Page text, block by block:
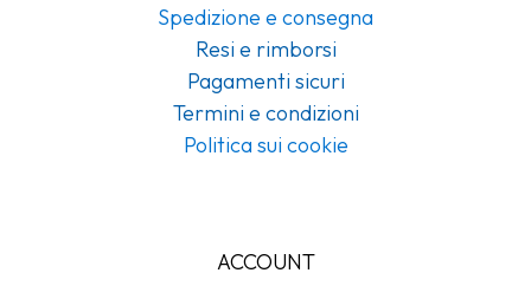
Spedizione e consegna
Resi e rimborsi
Pagamenti sicuri
Termini e condizioni
Politica sui cookie
ACCOUNT